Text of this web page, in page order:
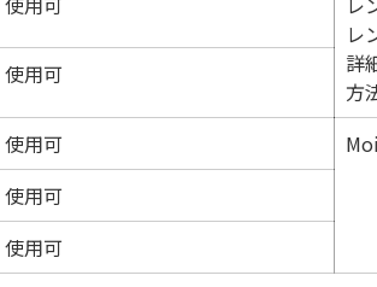
レ
詳
方
使用可
使用可
使用可
使用可